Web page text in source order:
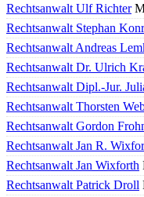
Rechtsanwalt Ulf Richter
Rechtsanwalt Stephan
Rechtsanwalt Andreas
Rechtsanwalt Dr. Ulrich
Rechtsanwalt Dipl.-Jur.
Rechtsanwalt Thorsten
Rechtsanwalt Gordon
Rechtsanwalt Jan R.
Rechtsanwalt Jan Wixforth
Rechtsanwalt Patrick Droll